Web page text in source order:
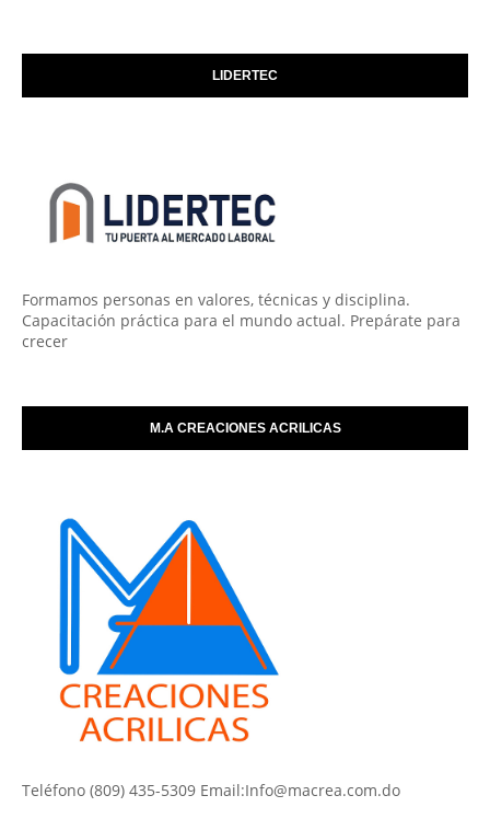
LIDERTEC
Formamos personas en valores, técnicas y disciplina.
Capacitación práctica para el mundo actual. Prepárate para
crecer
M.A CREACIONES ACRILICAS
Teléfono (809) 435-5309 Email:Info@macrea.com.do